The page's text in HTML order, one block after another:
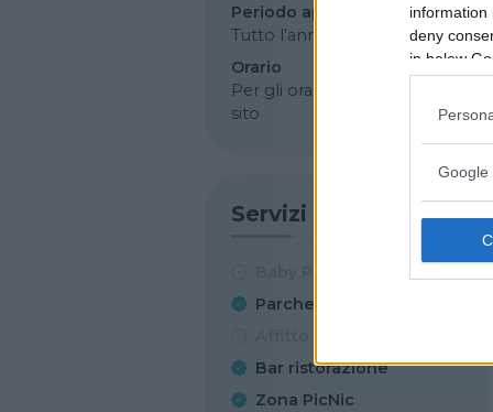
information
deny
in below
Google
Periodo apertura
Tutto l’anno
Orario
Per gli orari e i prezzi visita il
sito
Servizi
Parcheggio
Bar ristorazione
Zona PicNic